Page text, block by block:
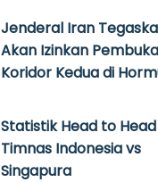
Jenderal Iran
Akan Izinkan
Koridor Kedua di
Statistik Head to Head
Timnas Indonesia vs
Singapura